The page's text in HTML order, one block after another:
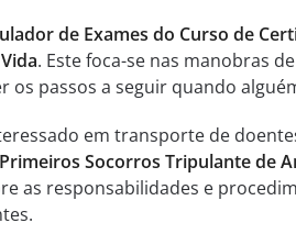
de Exames do Curso de
. Este foca-se nas manobras
os passos a seguir quando
em transporte de
Socorros Tripulante de
as responsabilidades e